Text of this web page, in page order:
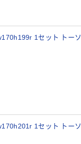
1セット トーソ
1セット トーソ